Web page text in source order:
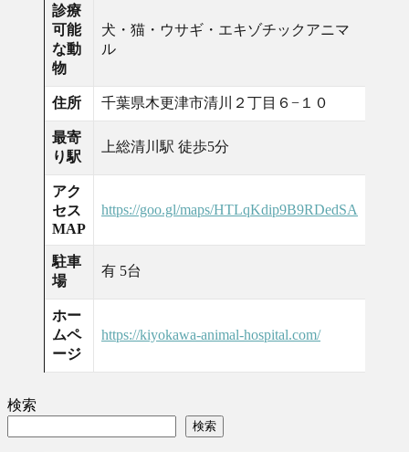
診療
可能
な動
物
犬・猫・ウサギ・エキゾチックアニマ
ル
住所 千葉県木更津市清川２丁目６−１０
最寄
り駅
上総清川駅 徒歩5分
アク
セス
MAP
https://goo.gl/maps/HTLqKdip9B9RDedSA
駐車
場
有 5台
ホー
ムペ
ージ
https://kiyokawa-animal-hospital.com/
検索
検索